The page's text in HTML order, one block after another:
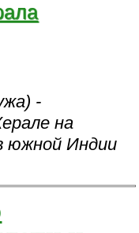
-
на
южной Индии